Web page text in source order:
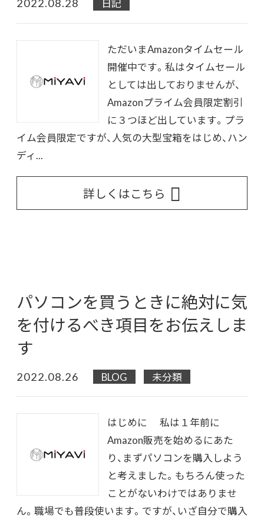
日記
ただいまAmazonタイムセール
開催中です。私はタイムセール
としては出しておりませんが、
Amazonプライム会員限定割引
に３つほど出しています。プラ
イム会員限定ですが、人気の大型宝箱をはじめ、ハン
ディ...
詳しくはこちら
パソコンを買うときに絶対に気
を付けるべき項目をお伝えしま
す
2022.08.26 BLOG 未分類
はじめに 私は１年前に
Amazon販売を始めるにあた
り、まずパソコンを購入しよう
と考えました。もちろん使った
ことがないわけではありませ
ん。職場でも普段使います。ですが、いざ自分で購入